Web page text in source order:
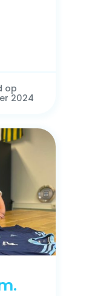
op
2024